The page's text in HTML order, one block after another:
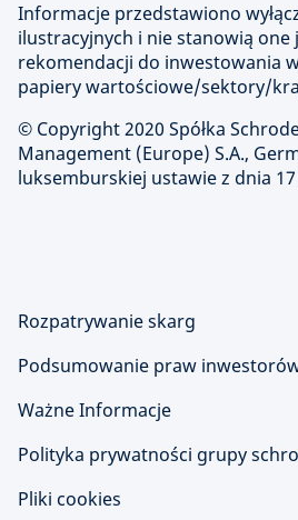
Informacje przedstawiono
ilustracyjnych i nie stanowią
rekomendacji do inwestowania
papiery wartościowe/sektory/
© Copyright 2020 Spółka
Management (Europe) S.A.,
luksemburskiej ustawie z dnia
Rozpatrywanie skarg
Podsumowanie praw
Ważne Informacje
Polityka prywatności grupy
Pliki cookies